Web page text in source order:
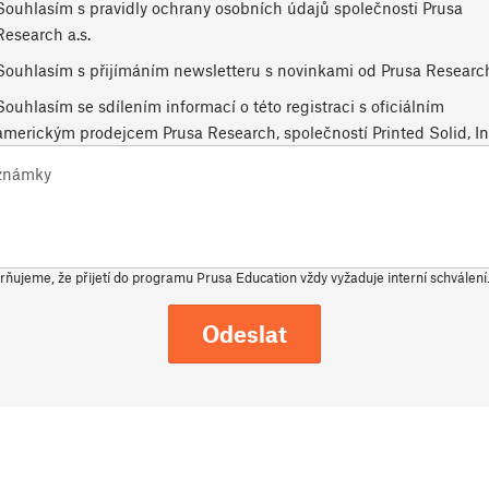
s pravidly ochrany osobních údajů společnosti Prusa
a.s.
s přijímáním newsletteru s novinkami od Prusa
se sdílením informací o této registraci s oficiálním
prodejcem Prusa Research, společností Printed Solid,
že přijetí do programu Prusa Education vždy vyžaduje interní schválení.
Odeslat